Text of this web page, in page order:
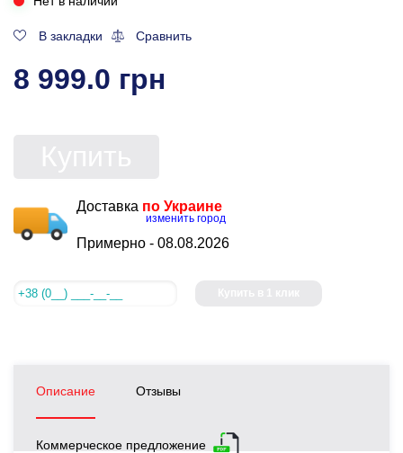
В закладки Сравнить
8 999.0 грн
Доставка по Украине
изменить город
Примерно - 08.08.2026
Описание Отзывы
Коммерческое предложение